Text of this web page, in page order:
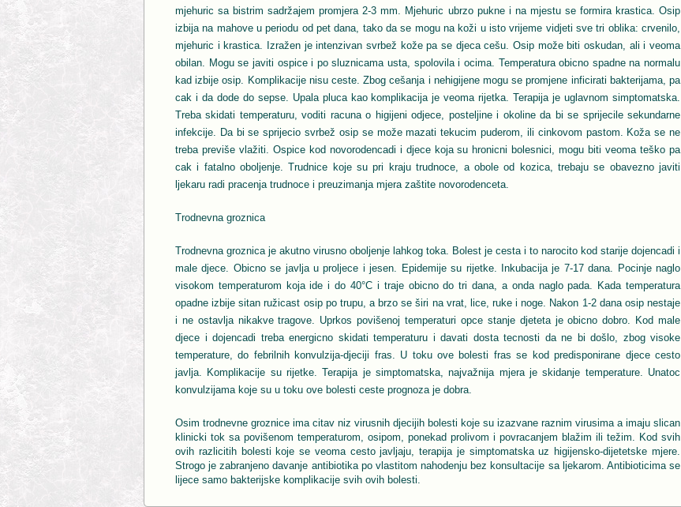
mjehuric sa bistrim sadržajem promjera 2-3 mm. Mjehuric ubrzo pukne i na mjestu se formira krastica. Osip
izbija na mahove u periodu od pet dana, tako da se mogu na koži u isto vrijeme vidjeti sve tri oblika: crvenilo,
mjehuric i krastica. Izražen je intenzivan svrbež kože pa se djeca cešu. Osip može biti oskudan, ali i veoma
obilan. Mogu se javiti ospice i po sluznicama usta, spolovila i ocima. Temperatura obicno spadne na normalu
kad izbije osip. Komplikacije nisu ceste. Zbog cešanja i nehigijene mogu se promjene inficirati bakterijama, pa
cak i da dode do sepse. Upala pluca kao komplikacija je veoma rijetka. Terapija je uglavnom simptomatska.
Treba skidati temperaturu, voditi racuna o higijeni odjece, posteljine i okoline da bi se sprijecile sekundarne
infekcije. Da bi se sprijecio svrbež osip se može mazati tekucim puderom, ili cinkovom pastom. Koža se ne
treba previše vlažiti. Ospice kod novorodencadi i djece koja su hronicni bolesnici, mogu biti veoma teško pa
cak i fatalno oboljenje. Trudnice koje su pri kraju trudnoce, a obole od kozica, trebaju se obavezno javiti
ljekaru radi pracenja trudnoce i preuzimanja mjera zaštite novorodenceta.
Trodnevna groznica
Trodnevna groznica je akutno virusno oboljenje lahkog toka. Bolest je cesta i to narocito kod starije dojencadi i
male djece. Obicno se javlja u proljece i jesen. Epidemije su rijetke. Inkubacija je 7-17 dana. Pocinje naglo
visokom temperaturom koja ide i do 40°C i traje obicno do tri dana, a onda naglo pada. Kada temperatura
opadne izbije sitan ružicast osip po trupu, a brzo se širi na vrat, lice, ruke i noge. Nakon 1-2 dana osip nestaje
i ne ostavlja nikakve tragove. Uprkos povišenoj temperaturi opce stanje djeteta je obicno dobro. Kod male
djece i dojencadi treba energicno skidati temperaturu i davati dosta tecnosti da ne bi došlo, zbog visoke
temperature, do febrilnih konvulzija-djeciji fras. U toku ove bolesti fras se kod predisponirane djece cesto
javlja. Komplikacije su rijetke. Terapija je simptomatska, najvažnija mjera je skidanje temperature. Unatoc
konvulzijama koje su u toku ove bolesti ceste prognoza je dobra.
Osim trodnevne groznice ima citav niz virusnih djecijih bolesti koje su izazvane raznim virusima a imaju slican
klinicki tok sa povišenom temperaturom, osipom, ponekad prolivom i povracanjem blažim ili težim. Kod svih
ovih razlicitih bolesti koje se veoma cesto javljaju, terapija je simptomatska uz higijensko-dijetetske mjere.
Strogo je zabranjeno davanje antibiotika po vlastitom nahodenju bez konsultacije sa ljekarom. Antibioticima se
lijece samo bakterijske komplikacije svih ovih bolesti.